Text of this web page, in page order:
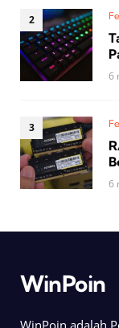
6
6
WinPoin